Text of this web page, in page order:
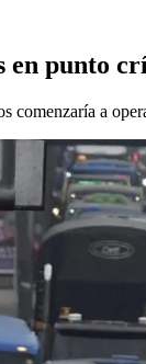
en punto
comenzaría a